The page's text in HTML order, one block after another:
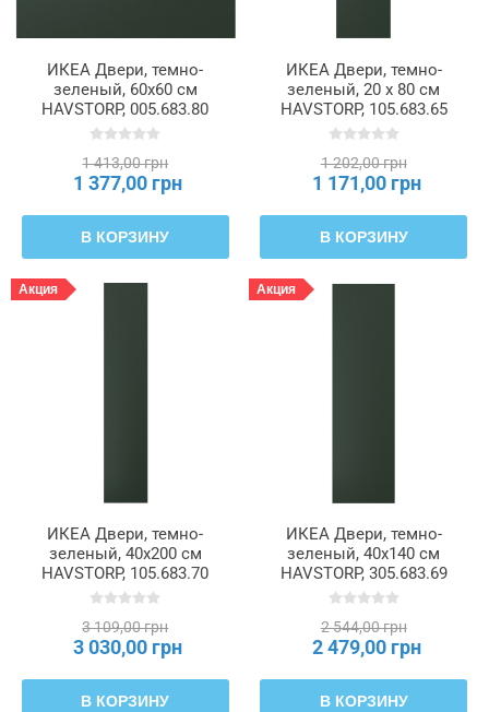
ИКЕА Двери, темно-
зеленый, 60x60 см
HAVSTORP, 005.683.80
1 413,00 грн
1 377,00 грн
В КОРЗИНУ
ИКЕА Двери, темно-
зеленый, 20 x 80 см
HAVSTORP, 105.683.65
1 202,00 грн
1 171,00 грн
В КОРЗИНУ
Акция
ИКЕА Двери, темно-
зеленый, 40x200 см
HAVSTORP, 105.683.70
3 109,00 грн
3 030,00 грн
В КОРЗИНУ
Акция
ИКЕА Двери, темно-
зеленый, 40x140 см
HAVSTORP, 305.683.69
2 544,00 грн
2 479,00 грн
В КОРЗИНУ